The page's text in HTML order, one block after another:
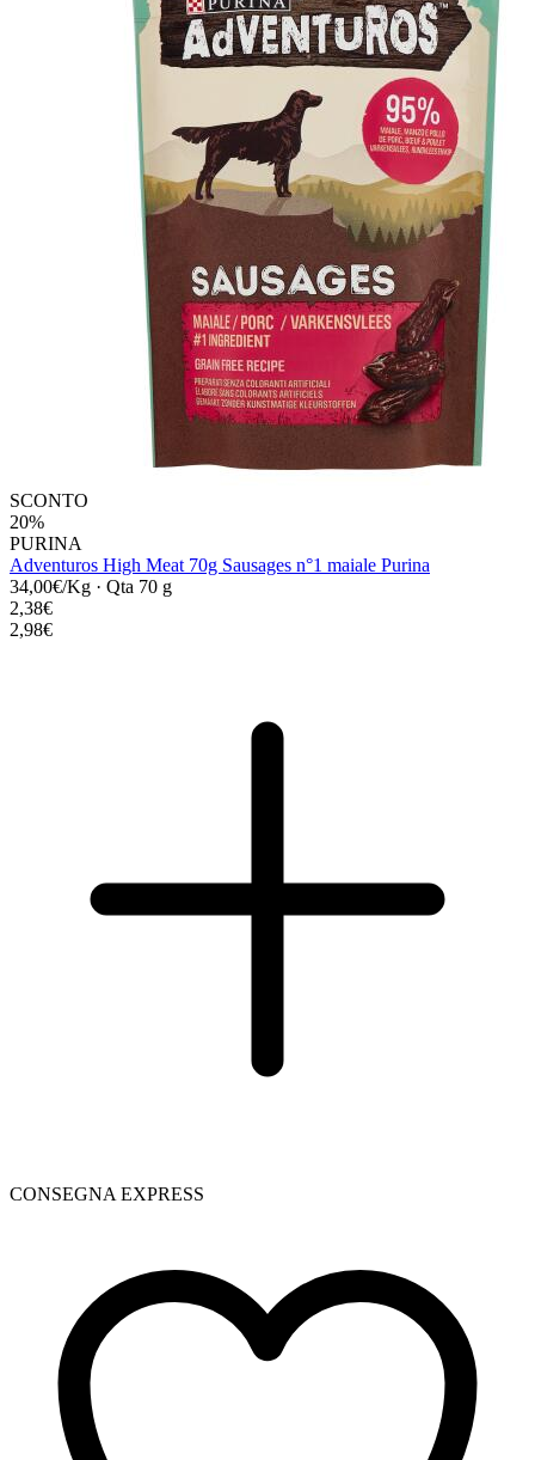
SCONTO
20%
PURINA
Adventuros High Meat 70g Sausages n°1 maiale Purina
34,00€/Kg · Qta 70 g
2,38€
2,98€
CONSEGNA EXPRESS